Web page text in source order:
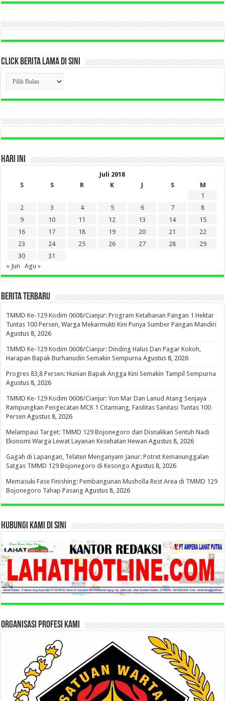
CLICK BERITA LAMA DI SINI
CLICK
BERITA
LAMA
DI
HARI INI
Juli 2018
S
S R K J S
M
1
2
3 4 5 6 7
8
9
10 11 12 13 14
15
16
17 18 19 20 21
22
23
24 25 26 27 28
29
30
31
« Jun
Agu »
BERITA TERBARU
TMMD Ke-129 Kodim 0608/Cianjur: Program Ketahanan Pangan 1 Hektar
Tuntas 100 Persen, Warga Mekarmukti Kini Punya Sumber Pangan Mandiri
Agustus 8, 2026
TMMD Ke-129 Kodim 0608/Cianjur: Dinding Halus Dan Pagar Kokoh,
Harapan Bapak Burhanudin Semakin Sempurna Agustus 8, 2026
Progres 83,8 Persen: Hunian Bapak Angga Kini Semakin Tampil Sempurna
Agustus 8, 2026
TMMD Ke-129 Kodim 0608/Cianjur: Yon Mar Dan Lanud Atang Senjaya
Rampungkan Pengecatan MCK 1 Citamiang, Fasilitas Sanitasi Tuntas 100
Persen Agustus 8, 2026
Melampaui Target: TMMD 129 Bojonegoro dan Disnakkan Sentuh Nadi
Ekonomi Warga Lewat Layanan Kesehatan Hewan Agustus 8, 2026
Gagah di Lapangan, Telaten Menganyam Janur: Potret Kemanunggalan
Satgas TMMD 129 Bojonegoro di Kesongo Agustus 8, 2026
Memasuki Fase Finishing: Pembangunan Musholla Rest Area di TMMD 129
Bojonegoro Tahap Pasang Agustus 8, 2026
HUBUNGI KAMI DI SINI
ORGANISASI PROFESI KAMI